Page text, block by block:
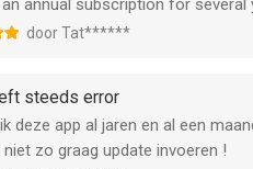
an annual subscription for
door Tat******
steeds error
deze app al jaren en al een
zo graag update invoeren !